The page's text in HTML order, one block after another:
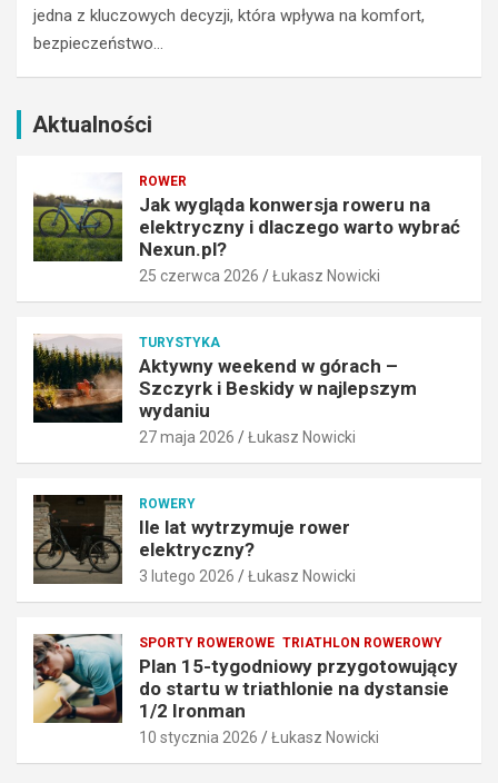
jedna z kluczowych decyzji, która wpływa na komfort,
bezpieczeństwo…
Aktualności
ROWER
Jak wygląda konwersja roweru na
elektryczny i dlaczego warto wybrać
Nexun.pl?
25 czerwca 2026 Łukasz Nowicki
TURYSTYKA
Aktywny weekend w górach –
Szczyrk i Beskidy w najlepszym
wydaniu
27 maja 2026 Łukasz Nowicki
ROWERY
Ile lat wytrzymuje rower
elektryczny?
3 lutego 2026 Łukasz Nowicki
SPORTY ROWEROWE TRIATHLON ROWEROWY
Plan 15-tygodniowy przygotowujący
do startu w triathlonie na dystansie
1/2 Ironman
10 stycznia 2026 Łukasz Nowicki
d
a
z
o
w
a
o
w
y
b
a
N
e
x
u
n
p
?
25
czerwca
2026
Nowicki
k
B
s
d
y
w
n
j
e
p
s
z
w
y
d
a
n
u
27
maja
2026
Nowicki